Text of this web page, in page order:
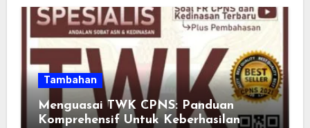
Tambahan
Menguasai TWK CPNS: Panduan
Komprehensif Untuk Keberhasilan